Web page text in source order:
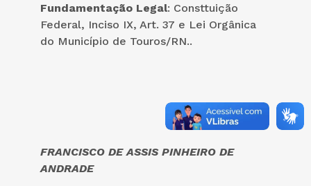
Fundamentação Legal: Consttuição
Federal, Inciso IX, Art. 37 e Lei Orgânica
do Município de Touros/RN..
FRANCISCO DE ASSIS PINHEIRO DE
ANDRADE